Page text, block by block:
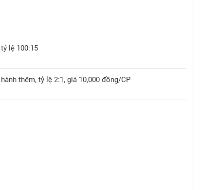
lệ 100:15
thêm, tỷ lệ 2:1, giá 10,000 đồng/CP